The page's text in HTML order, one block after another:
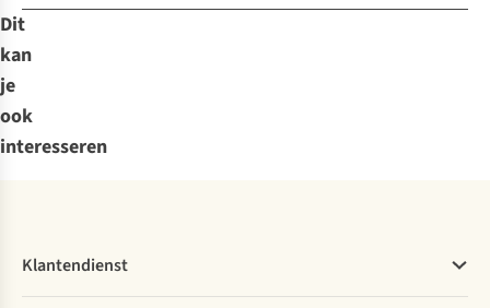
Dit
kan
je
ook
interesseren
Klantendienst